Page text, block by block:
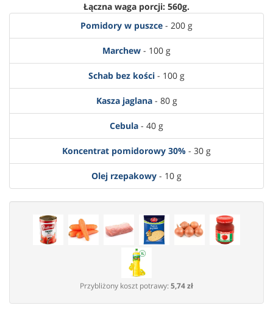
Łączna waga porcji: 560g.
Pomidory w puszce - 200 g
Marchew - 100 g
Schab bez kości - 100 g
Kasza jaglana- 80 g
Cebula - 40 g
Koncentrat pomidorowy 30% - 30 g
Olej rzepakowy - 10 g
Przybliżony koszt potrawy:5,74 zł